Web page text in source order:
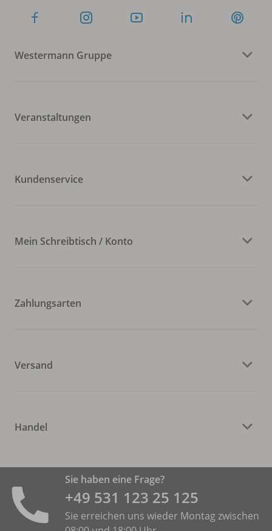
Westermann Gruppe
Veranstaltungen
Kundenservice
Mein Schreibtisch / Konto
Zahlungsarten
Versand
Handel
Sie haben eine Frage?
+49 531 ­123 25 125
Sie erreichen uns wieder Montag zwischen